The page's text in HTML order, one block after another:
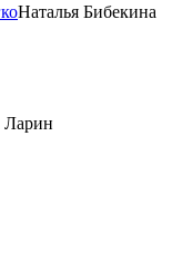
Наталья Бибекина
Ларин